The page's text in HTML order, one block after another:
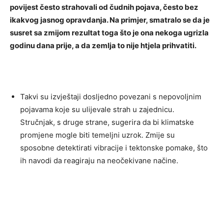
povijest često strahovali od čudnih pojava, često bez
ikakvog jasnog opravdanja. Na primjer, smatralo se da je
susret sa zmijom rezultat toga što je ona nekoga ugrizla
godinu dana prije, a da zemlja to nije htjela prihvatiti.
Takvi su izvještaji dosljedno povezani s nepovoljnim
pojavama koje su ulijevale strah u zajednicu.
Stručnjak, s druge strane, sugerira da bi klimatske
promjene mogle biti temeljni uzrok. Zmije su
sposobne detektirati vibracije i tektonske pomake, što
ih navodi da reagiraju na neočekivane načine.